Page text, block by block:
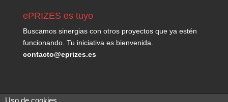
ePRIZES es tuyo
Buscamos sinergias con otros proyectos que ya estén
funcionando. Tu iniciativa es bienvenida.
contacto@eprizes.es
Uso de cookies